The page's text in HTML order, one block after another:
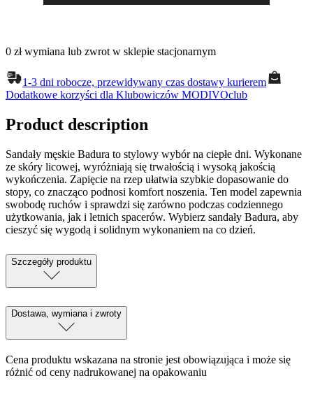
0 zł wymiana lub zwrot w sklepie stacjonarnym
1-3 dni robocze, przewidywany czas dostawy kurierem
Dodatkowe korzyści dla Klubowiczów MODIVOclub
Product description
Sandały męskie Badura to stylowy wybór na ciepłe dni. Wykonane
ze skóry licowej, wyróżniają się trwałością i wysoką jakością
wykończenia. Zapięcie na rzep ułatwia szybkie dopasowanie do
stopy, co znacząco podnosi komfort noszenia. Ten model zapewnia
swobodę ruchów i sprawdzi się zarówno podczas codziennego
użytkowania, jak i letnich spacerów. Wybierz sandały Badura, aby
cieszyć się wygodą i solidnym wykonaniem na co dzień.
Szczegóły produktu
Dostawa, wymiana i zwroty
Cena produktu wskazana na stronie jest obowiązująca i może się
różnić od ceny nadrukowanej na opakowaniu